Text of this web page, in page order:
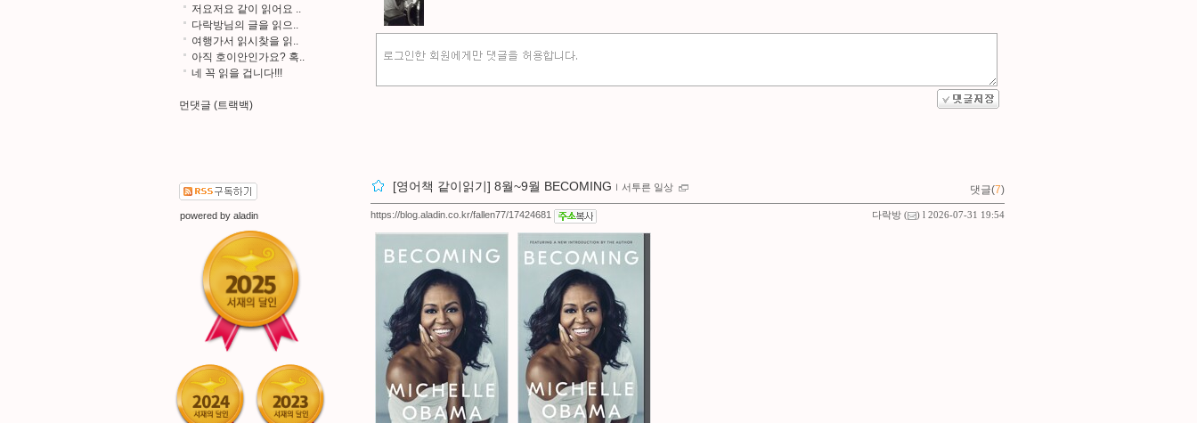
[영어책 같이읽기] 8월~9월 BECOMING ｌ 서투른 일상 댓글(7)
다락방 ( ) l 2026-07-31 19:54
https://blog.aladin.co.kr/fallen77/17424681
저요저요 같이 읽어요 ..
다락방님의 글을 읽으..
여행가서 읽시찾을 읽..
아직 호이안인가요? 혹..
네 꼭 읽을 겁니다!!!
먼댓글 (트랙백)
powered by aladin